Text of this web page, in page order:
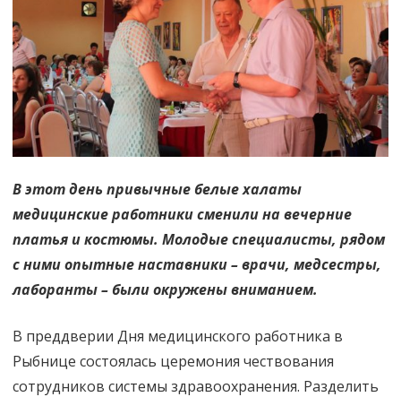
святая
В этот день привычные белые халаты
медицинские работники сменили на вечерние
платья и костюмы. Молодые специалисты, рядом
с ними опытные наставники – врачи, медсестры,
лаборанты – были окружены вниманием.
В преддверии Дня медицинского работника в
Рыбнице состоялась церемония чествования
сотрудников системы здравоохранения. Разделить